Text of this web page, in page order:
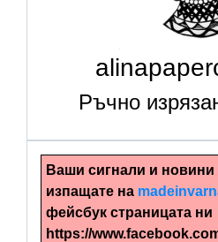
Ръчно
Ваши сигнали и
изпащате на
фейсбук страницата ни
https://